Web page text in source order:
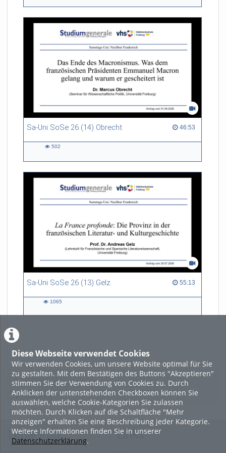
Diese Webseite verwendet Cookies
Wir verwenden Cookies, um unsere Website optimal für Sie
zu gestalten. Mit dem Bestätigen des Buttons "Akzeptieren"
stimmen Sie der Verwendung von Cookies zu. Durch
Anklicken der untenstehenden Checkboxen können Sie
auswählen, welche Cookie-Kategorien Sie zulassen
möchten. Durch Klicken auf die Schaltfläche "Mehr
anzeigen" erhalten Sie eine Beschreibung jeder Kategorie.
Weitere Informationen finden Sie in unserer
Datenschutzerklärung.
Sa-Uni SoSe 26 (14) Obrecht 46:53
46:53 duration
502
Sa-Uni SoSe 26 (13) Gelz 55:13
55:13 duration
1065
LADE MEHR
Featured
Beliebtheit
Legal Info Links